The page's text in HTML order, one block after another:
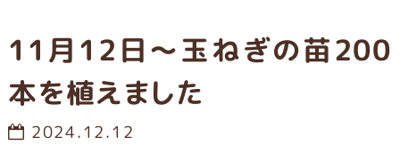
11月12日～玉ねぎの苗200
本を植えました
2024.12.12